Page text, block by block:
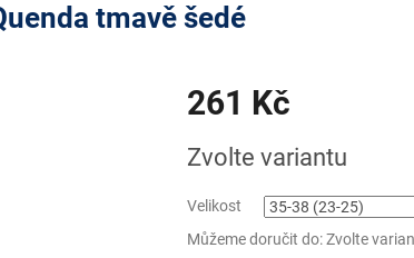
tmavě šedé
261 Kč
cena:
Zvolte variantu
Velikost
Můžeme doručit do:Zvolte